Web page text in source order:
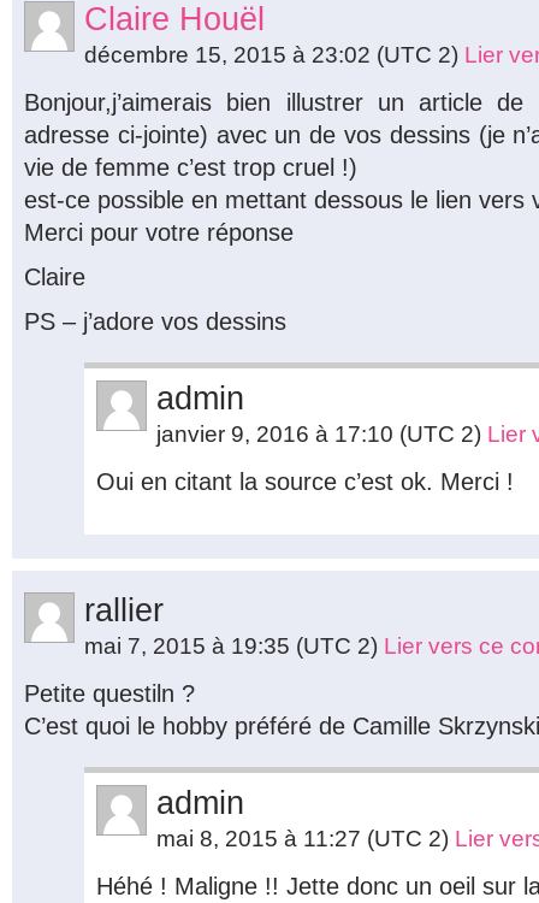
Claire Houël
décembre 15, 2015 à 23:02 (UTC 2) Lier
Bonjour,j’aimerais bien illustrer un article
adresse ci-jointe) avec un de vos dessins (je
vie de femme c’est trop cruel !)
est-ce possible en mettant dessous le lien vers
Merci pour votre réponse
Claire
PS – j’adore vos dessins
admin
janvier 9, 2016 à 17:10 (UTC 2) Lier
Oui en citant la source c’est ok. Merci !
rallier
mai 7, 2015 à 19:35 (UTC 2) Lier vers ce
Petite questiln ?
C’est quoi le hobby préféré de Camille
admin
mai 8, 2015 à 11:27 (UTC 2) Lier
Héhé ! Maligne !! Jette donc un oeil sur